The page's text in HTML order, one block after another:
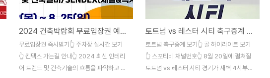
2024 건축박람회 무료입장권 예매 바로가기 (주차장, 대중교통 가는길 안내)
무료입장권 즉시받기👆 주차장 실시간 보기
👆 킨텍스 가는길 안내👆 2024 최신 인테리
어 트렌드 및 건축기술의 흐름을 파악하고 싶
토트넘 vs 레스터 시티 축구중계 하이라이트 다시보기 (8월 20일)
토트넘 축구중계 보기👆 골 하이라이트 보기
👆 스포티비 채널번호👆 8월 20일에 펼쳐질
토트넘 vs 레스터 시티 경기가 새벽 4시부터